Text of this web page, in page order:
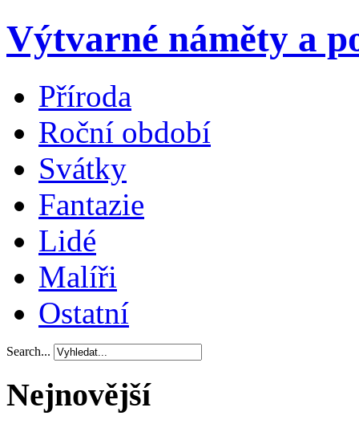
Výtvarné náměty a
Příroda
Roční období
Svátky
Fantazie
Lidé
Malíři
Ostatní
Search...
Nejnovější